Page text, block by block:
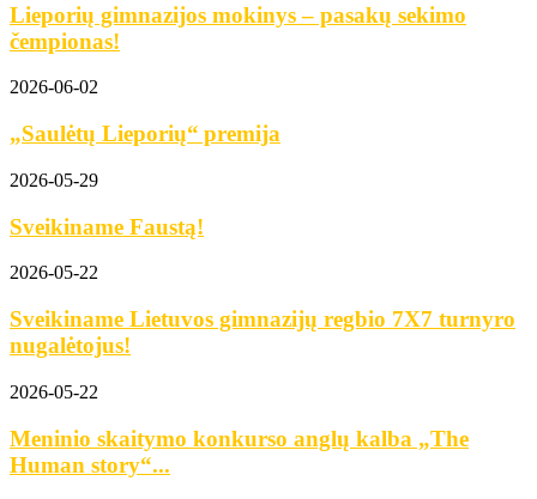
Lieporių gimnazijos mokinys – pasakų sekimo
čempionas!
2026-06-02
„Saulėtų Lieporių“ premija
2026-05-29
Sveikiname Faustą!
2026-05-22
Sveikiname Lietuvos gimnazijų regbio 7X7 turnyro
nugalėtojus!
2026-05-22
Meninio skaitymo konkurso anglų kalba „The
Human story“...